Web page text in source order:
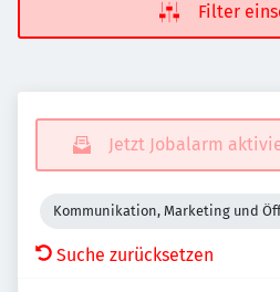
Filter
Jetzt Jobalarm
Kommunikation, Marketing und
Suche zurücksetzen